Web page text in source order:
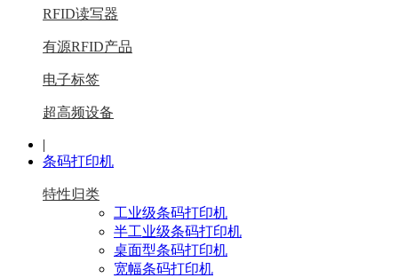
RFID读写器
有源RFID产品
电子标签
超高频设备
|
条码打印机
特性归类
工业级条码打印机
半工业级条码打印机
桌面型条码打印机
宽幅条码打印机